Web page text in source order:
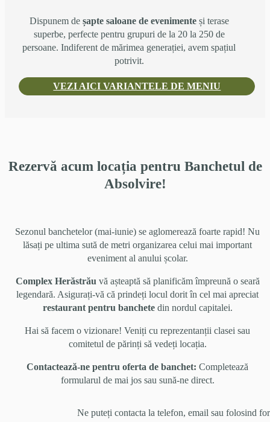
Dispunem de șapte saloane de evenimenteși terase
superbe, perfecte pentru grupuri de la 20 la 250 de
persoane. Indiferent de mărimea generației, avem spațiul
potrivit.
VEZI AICI VARIANTELE DE MENIU
Rezervă acum locația pentru Banchetul de
Absolvire!
Sezonul banchetelor (mai-iunie) se aglomerează foarte rapid! Nu
lăsați pe ultima sută de metri organizarea celui mai important
eveniment al anului școlar.
Complex Herăstrău vă așteaptă să planificăm împreună o seară
legendară. Asigurați-vă că prindeți locul dorit în cel mai apreciat
restaurant pentru banchetedin nordul capitalei.
Hai să facem o vizionare! Veniți cu reprezentanții clasei sau
comitetul de părinți să vedeți locația.
Contactează-ne pentru oferta de banchet: Completează
formularul de mai jos sau sună-ne direct.
Ne puteți contacta la telefon, email sau folosind